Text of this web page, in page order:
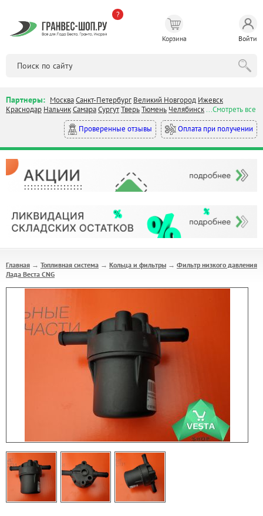
?
Корзина Войти
Партнеры: МоскваСанкт-Петербург Великий Новгород Ижевск
Краснодар НальчикСамараСургутТверьТюмень Челябинск...Смотреть все
Проверенные отзывы
Оплата при получении
Главная → Топливная система → Кольца и фильтры → Фильтр низкого давления
Лада Веста CNG